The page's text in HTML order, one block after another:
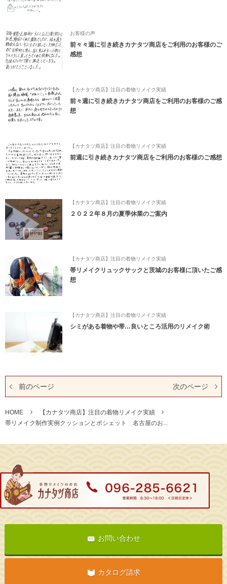
お客様の声
前々々週に引き続きカナタツ商店をご利用のお客様のご
感想
【カナタツ商店】注目の着物リメイク実績
前々週に引き続きカナタツ商店をご利用のお客様のご感
想
【カナタツ商店】注目の着物リメイク実績
前週に引き続きカナタツ商店をご利用のお客様のご感想
【カナタツ商店】注目の着物リメイク実績
２０２２年８月の夏季休業のご案内
【カナタツ商店】注目の着物リメイク実績
帯リメイクリュックサックと茨城のお客様に頂いたご感
想
【カナタツ商店】注目の着物リメイク実績
シミがある着物や帯…良いところ活用のリメイク術
前のページ 次のページ
HOME
【カナタツ商店】注目の着物リメイク実績
帯リメイク制作実例クッションとポシェット 名古屋のお...
お問い合わせ
カタログ請求